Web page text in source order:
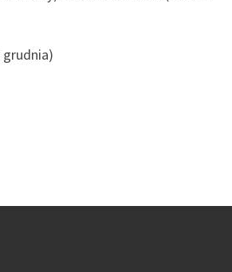
grudnia)